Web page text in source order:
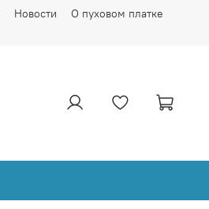
Новости О пуховом платке